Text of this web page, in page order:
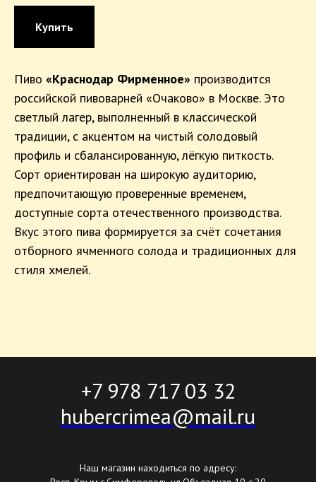
Купить
Пиво «Краснодар Фирменное» производится
российской пивоварней «Очаково» в Москве. Это
светлый лагер, выполненный в классической
традиции, с акцентом на чистый солодовый
профиль и сбалансированную, лёгкую питкость.
Сорт ориентирован на широкую аудиторию,
предпочитающую проверенные временем,
доступные сорта отечественного производства.
Вкус этого пива формируется за счёт сочетания
отборного ячменного солода и традиционных для
стиля хмелей.
+7 978 717 03 32
hubercrimea@mail.ru
Наш магазин находиться по адресу: